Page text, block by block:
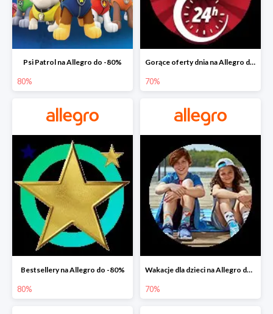
Psi Patrol na Allegro do -80%
80%
Gorące oferty dnia na Allegro do -50%
70%
Bestsellery na Allegro do -80%
80%
Wakacje dla dzieci na Allegro do -70%
70%